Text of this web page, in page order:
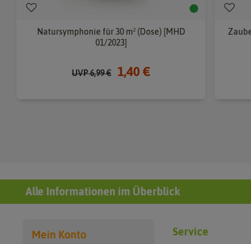
Natursymphonie für 30 m² (Dose) [MHD
01/2023]
UVP 6,99 € 1,40 €
Alle Informationen im Überblick
Mein Konto Service